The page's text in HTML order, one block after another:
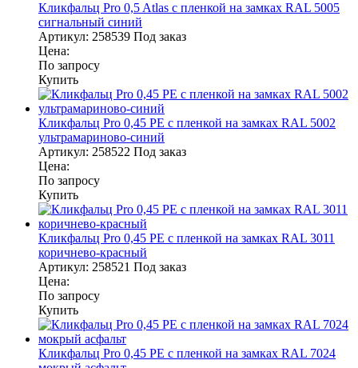
Кликфальц Pro 0,5 Atlas с пленкой на замках RAL 5005
сигнальный синий
Артикул: 258539 Под заказ
Цена:
По запросу
Купить
Кликфальц Pro 0,45 PE с пленкой на замках RAL 5002
ультрамариново-синий
Артикул: 258522 Под заказ
Цена:
По запросу
Купить
Кликфальц Pro 0,45 PE с пленкой на замках RAL 3011
коричнево-красный
Артикул: 258521 Под заказ
Цена:
По запросу
Купить
Кликфальц Pro 0,45 PE с пленкой на замках RAL 7024